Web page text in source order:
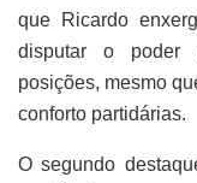
que Ricardo
disputar o poder
posições, mesmo
conforto partidárias.
O segundo